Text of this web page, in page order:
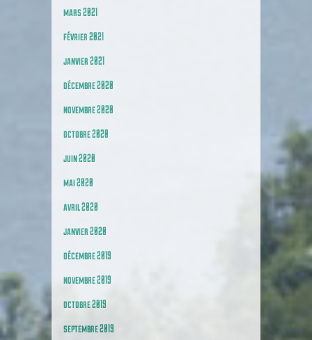
mars 2021
février 2021
janvier 2021
décembre 2020
novembre 2020
octobre 2020
juin 2020
mai 2020
avril 2020
janvier 2020
décembre 2019
novembre 2019
octobre 2019
septembre 2019